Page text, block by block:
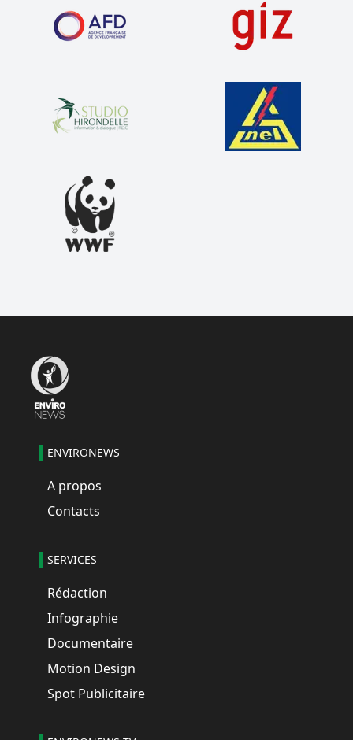
ENVIRONEWS
A propos
Contacts
SERVICES
Rédaction
Infographie
Documentaire
Motion Design
Spot Publicitaire